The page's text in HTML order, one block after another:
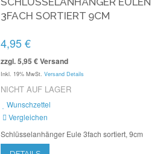
3FACH SORTIERT 9CM
4,95 €
zzgl. 5,95 € Versand
Inkl. 19% MwSt. Versand Details
NICHT AUF LAGER
Wunschzettel
Vergleichen
Schlüsselanhänger Eule 3fach sortiert, 9cm